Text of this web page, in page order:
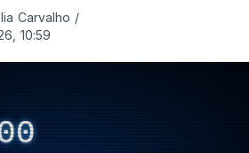
Carvalho /
10:59